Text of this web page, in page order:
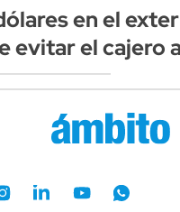
en el
evitar el cajero